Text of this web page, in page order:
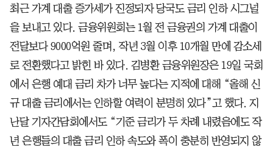
최근 가계 대출 증가세가 진정되자 당국도 금리 인하 시그널
을 보내고 있다. 금융위원회는 1월 전 금융권의 가계 대출이
전달보다 9000억원 줄며, 작년 3월 이후 10개월 만에 감소세
로 전환했다고 밝힌 바 있다. 김병환 금융위원장은 19일 국회
에서 은행 예대 금리 차가 너무 높다는 지적에 대해 “올해 신
규 대출 금리에서는 인하할 여력이 분명히 있다”고 했다. 지
난달 기자간담회에서도 “기준 금리가 두 차례 내렸음에도 작
년 은행들의 대출 금리 인하 속도와 폭이 충분히 반영되지 않